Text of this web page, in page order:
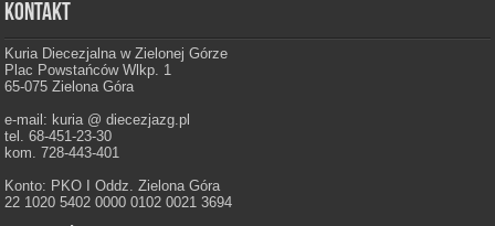
Kontakt
Kuria Diecezjalna w Zielonej Górze
Plac Powstańców Wlkp. 1
65-075 Zielona Góra
e-mail: kuria @ diecezjazg.pl
tel. 68-451-23-30
kom. 728-443-401
Konto: PKO I Oddz. Zielona Góra
22 1020 5402 0000 0102 0021 3694